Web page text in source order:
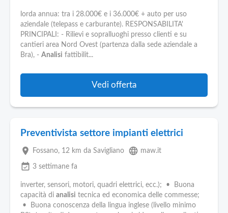
lorda annua: tra i 28.000€ e i 36.000€ + auto per uso
aziendale (telepass e carburante). RESPONSABILITA'
PRINCIPALI: - Rilievi e sopralluoghi presso clienti e su
cantieri area Nord Ovest (partenza dalla sede aziendale a
Bra), - Analisi fattibilit...
Vedi offerta
Preventivista settore impianti elettrici
place Fossano, 12 km da Savigliano language maw.it
event_available 3 settimane fa
inverter, sensori, motori, quadri elettrici, ecc.); • Buona
capacità di analisi tecnica ed economica delle commesse;
• Buona conoscenza della lingua inglese (livello minimo